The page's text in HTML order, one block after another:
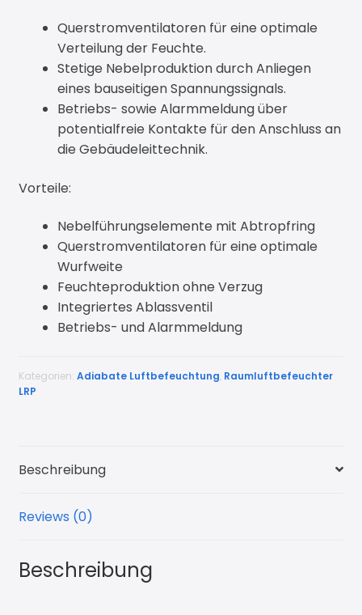
Querstromventilatoren für eine optimale
Verteilung der Feuchte.
Stetige Nebelproduktion durch Anliegen
eines bauseitigen Spannungssignals.
Betriebs- sowie Alarmmeldung über
potentialfreie Kontakte für den Anschluss an
die Gebäudeleittechnik.
Vorteile:
Nebelführungselemente mit Abtropfring
Querstromventilatoren für eine optimale
Wurfweite
Feuchteproduktion ohne Verzug
Integriertes Ablassventil
Betriebs- und Alarmmeldung
Kategorien: Adiabate Luftbefeuchtung, Raumluftbefeuchter
LRP
Beschreibung
Reviews (0)
Beschreibung